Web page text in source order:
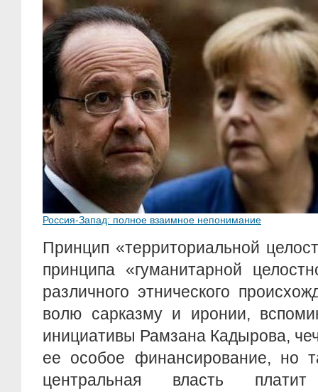
Россия-Запад: полное взаимное непонимание
Принцип «территориальной
принципа «гуманитарной
различного этнического
волю сарказму и иронии,
инициативы Рамзана Кадырова,
ее особое финансирование, но
центральная власть